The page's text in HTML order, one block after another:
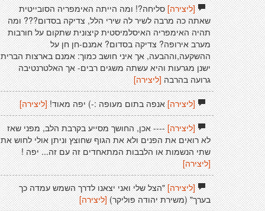
[ליצירה]סליחה?! ומה הייתה האימפריה הסובייטית
שאתה כה מרבה לשיר לה שירי הלל, צדיקה בסדום??? ומה
תהיה האימפריה האיסלמיסטית קיצונית שתקום על חורבות
מערב אירופה? צדיקה בסדום? אמנם-חן חן על
ההשקעה,וההבעה, אך איני חושב כמוך: אמנם בארצות הברית
ישנן מגרעות והיא עשתה משגים רבים- אך האלטרנטיבה
גרועה בהרבה [ליצירה]
[ליצירה]אנפה בתום מעופה :-) יפה מאוד! [ליצירה]
[ליצירה]---- אכן, החושך מסייע בקרבת הלב, מפני שאז
לא רואים את הפנים ולא את הגוף שחוצץ וניתן אולי לחוש את
שתי הנשמות או הלבבות המתאחדים זה עם זה... יפה !
[ליצירה]
[ליצירה]"הצל שלי ואני יצאנו לדרך השמש עמדה כך
בערך" (משירת יהודה פוליקר) [ליצירה]